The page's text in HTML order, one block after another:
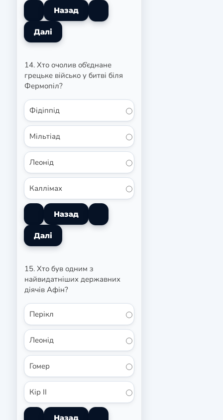
14. Хто очолив об’єднане
грецьке військо у битві біля
Фермопіл?
Фідіппід
Мільтіад
Леонід
Каллімах
15. Хто був одним з
найвидатніших державних
діячів Афін?
Перікл
Леонід
Гомер
Кір II